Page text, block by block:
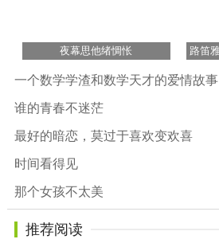
夜幕思他绪惆怅
一个数学学渣和数学天才的爱情故事
谁的青春不迷茫
最好的暗恋，莫过于喜欢变欢喜
时间看得见
那个女孩不太美
推荐阅读